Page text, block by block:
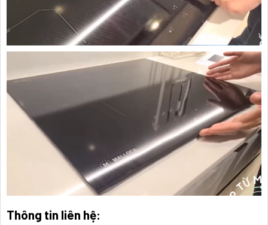
Thông tin liên hệ: